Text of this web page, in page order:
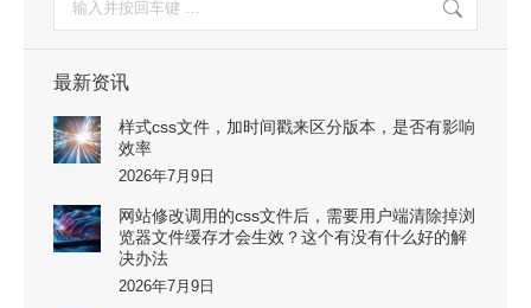
索：
最新资讯
样式css文件，加时间戳来区分版本，是否有影响
效率
2026年7月9日
网站修改调用的css文件后，需要用户端清除掉浏
览器文件缓存才会生效？这个有没有什么好的解
决办法
2026年7月9日